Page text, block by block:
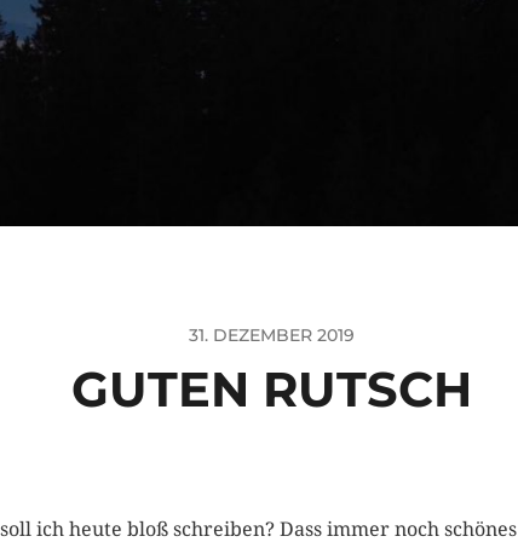
31. DEZEMBER 2019
GUTEN RUTSCH
ich heute bloß schreiben? Dass immer noch schönes